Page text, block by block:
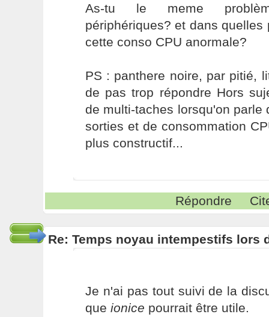
As-tu le meme
périphériques? et dans quelles
cette conso CPU anormale?
PS : panthere noire, par pitié,
de pas trop répondre Hors
de multi-taches lorsqu'on parle
sorties et de consommation
plus constructif...
Répondre
Re: Temps noyau intempestifs lors
Je n'ai pas tout suivi de la
que ionice pourrait être utile.